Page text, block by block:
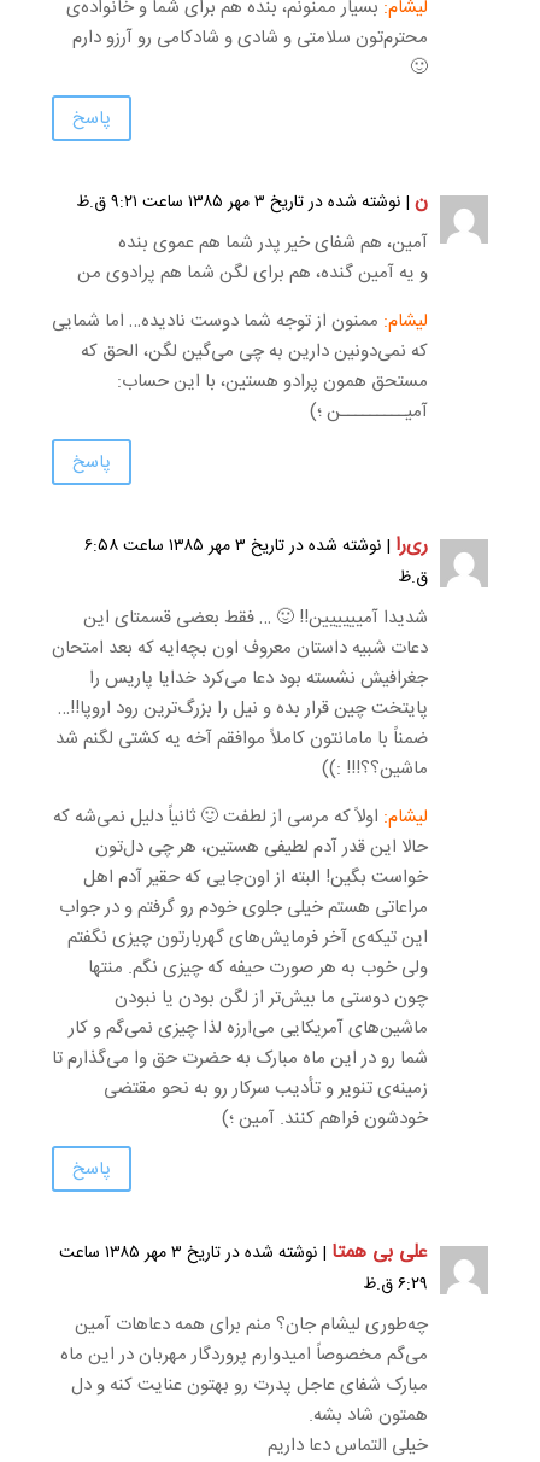
لیشام: بسیار ممنونم، بنده هم برای شما و خانواده‌ی
محترم‌تون سلامتی و شادی و شادکامی رو آرزو دارم
🙂
پاسخ
ن | نوشته شده در تاریخ ۳ مهر ۱۳۸۵ ساعت ۹:۲۱ ق.ظ
آمین، هم شفای خیر پدر شما هم عموی بنده
و یه آمین گنده، هم برای لگن شما هم پرادوی من
لیشام: ممنون از توجه شما دوست نادیده… اما شمایی
که نمی‌دونین دارین به چی می‌گین لگن، الحق که
مستحق همون پرادو هستین، با این حساب:
آمیـــــــــن ؛)
پاسخ
ری‌را
| نوشته شده در تاریخ ۳ مهر ۱۳۸۵ ساعت ۶:۵۸
ق.ظ
شدیدا آمیییییین!! 🙂 … فقط بعضی قسمتای این
دعات شبیه داستان معروف اون بچه‌ایه که بعد امتحان
جغرافیش نشسته بود دعا می‌کرد خدایا پاریس را
پایتخت چین قرار بده و نیل را بزرگ‌ترین رود اروپا!!…
ضمناً با مامانتون کاملاً موافقم آخه یه کشتی لگنم شد
ماشین؟؟!!! :))
لیشام: اولاً که مرسی از لطفت 🙂 ثانیاً دلیل نمی‌شه که
حالا این قدر آدم لطیفی هستین، هر چی دل‌تون
خواست بگین! البته از اون‌جایی که حقیر آدم اهل
مراعاتی هستم خیلی جلوی خودم رو گرفتم و در جواب
این تیکه‌ی آخر فرمایش‌های گهربارتون چیزی نگفتم
ولی خوب به هر صورت حیفه که چیزی نگم. منتها
چون دوستی ما بیش‌تر از لگن بودن یا نبودن
ماشین‌های آمریکایی می‌ارزه لذا چیزی نمی‌گم و کار
شما رو در این ماه مبارک به حضرت حق وا می‌گذارم تا
زمینه‌ی تنویر و تأدیب سرکار رو به نحو مقتضی
خودشون فراهم کنند. آمین ؛)
پاسخ
علی بی همتا
| نوشته شده در تاریخ ۳ مهر ۱۳۸۵ ساعت
۶:۲۹ ق.ظ
چه‌طوری لیشام جان؟ منم برای همه دعاهات آمین
می‌گم مخصوصاً امیدوارم پروردگار مهربان در این ماه
مبارک شفای عاجل پدرت رو بهتون عنایت کنه و دل
همتون شاد بشه.
خیلی التماس دعا داریم